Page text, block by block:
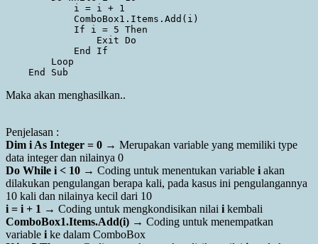
            i = i + 1
            ComboBox1.Items.Add(i)
            If i = 5 Then
                Exit Do
            End If
        Loop
Maka akan menghasilkan..
Penjelasan :
Dim i As Integer = 0 → Merupakan variable yang memiliki type
data integer dan nilainya 0
Do While i < 10 → Coding untuk menentukan variable i akan
dilakukan pengulangan berapa kali, pada kasus ini pengulangannya
10 kali dan nilainya kecil dari 10
i = i + 1 → Coding untuk mengkondisikan nilai i kembali
ComboBox1.Items.Add(i) → Coding untuk menempatkan
variable i ke dalam ComboBox